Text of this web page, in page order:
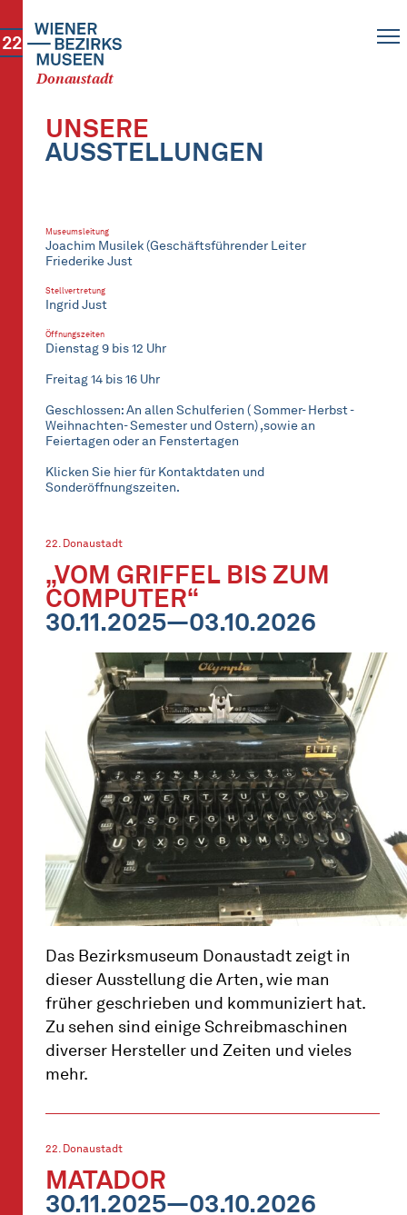
Donaustadt
22
UNSERE
AUSSTELLUNGEN
Museumsleitung
Joachim Musilek (Geschäftsführender Leiter
Friederike Just
Stellvertretung
Ingrid Just
Öffnungszeiten
Dienstag 9 bis 12 Uhr
Freitag 14 bis 16 Uhr
Geschlossen: An allen Schulferien ( Sommer- Herbst -
Weihnachten- Semester und Ostern) ,sowie an
Feiertagen oder an Fenstertagen
Klicken Sie hier für Kontaktdaten und
Sonderöffnungszeiten.
22. Donaustadt
„VOM GRIFFEL BIS ZUM
COMPUTER“
30.11.2025—03.10.2026
Das Bezirksmuseum Donaustadt zeigt in
dieser Ausstellung die Arten, wie man
früher geschrieben und kommuniziert hat.
Zu sehen sind einige Schreibmaschinen
diverser Hersteller und Zeiten und vieles
mehr.
22. Donaustadt
MATADOR
30.11.2025—03.10.2026